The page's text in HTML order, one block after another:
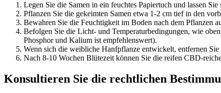
Legen Sie die Samen in ein feuchtes Papiertuch und lassen
Pflanzen Sie die gekeimten Samen etwa 1-2 cm tief in den
Bewahren Sie die Feuchtigkeit im Boden nach dem Pflanzen
Befolgen Sie die Licht- und Temperaturbedingungen, wie
Phosphor und Kalium ist empfehlenswert).
Wenn sich die weibliche Hanfpflanze entwickelt, entfernen
Nach 8-10 Wochen Blütezeit können Sie die reifen CBD-
Konsultieren Sie die rechtlichen